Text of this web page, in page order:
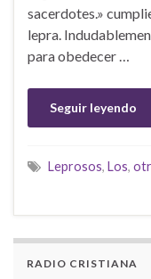
sacerdotes.»
lepra.
para obedecer …
Seguir leyendo
Leprosos, Los,
RADIO CRISTIANA